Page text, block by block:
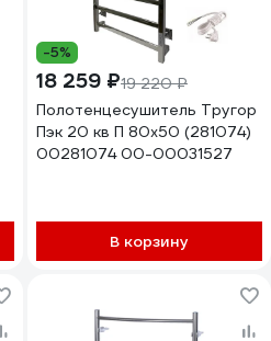
-5%
18 259 ₽19 220 ₽
Полотенцесушитель Тругор
Пэк 20 кв П 80x50 (281074)
00281074 00-00031527
В корзину